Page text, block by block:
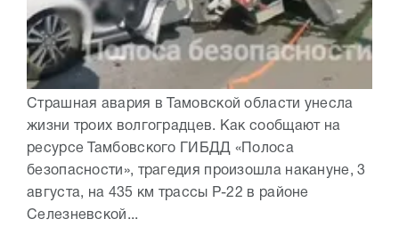
Страшная авария в Тамовской области унесла
жизни троих волгоградцев. Как сообщают на
ресурсе Тамбовского ГИБДД «Полоса
безопасности», трагедия произошла накануне, 3
августа, на 435 км трассы Р-22 в районе
Селезневской...